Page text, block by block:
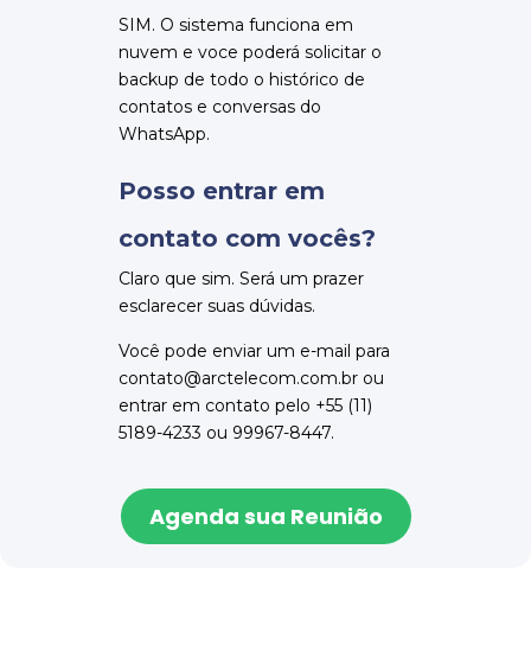
SIM. O sistema funciona em
nuvem e voce poderá solicitar o
backup de todo o histórico de
contatos e conversas do
WhatsApp.
Posso entrar em
contato com vocês?
Claro que sim. Será um prazer
esclarecer suas dúvidas.
Você pode enviar um e-mail para
contato@arctelecom.com.br ou
entrar em contato pelo +55 (11)
5189-4233 ou 99967-8447.
Agenda sua Reunião